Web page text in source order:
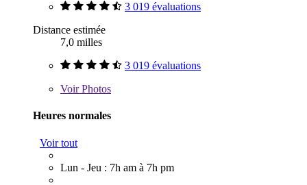
3 019 évaluations
Distance estimée
7,0 milles
3 019 évaluations
VoirPhotos
Heures normales
Voir tout
Lun - Jeu : 7h am à 7h pm